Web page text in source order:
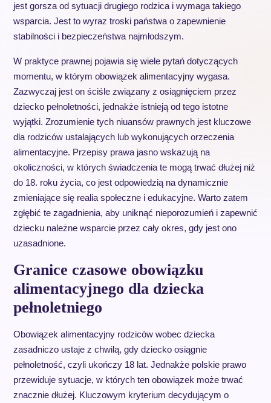
jest gorsza od sytuacji drugiego rodzica i wymaga takiego
wsparcia. Jest to wyraz troski państwa o zapewnienie
stabilności i bezpieczeństwa najmłodszym.
W praktyce prawnej pojawia się wiele pytań dotyczących
momentu, w którym obowiązek alimentacyjny wygasa.
Zazwyczaj jest on ściśle związany z osiągnięciem przez
dziecko pełnoletności, jednakże istnieją od tego istotne
wyjątki. Zrozumienie tych niuansów prawnych jest kluczowe
dla rodziców ustalających lub wykonujących orzeczenia
alimentacyjne. Przepisy prawa jasno wskazują na
okoliczności, w których świadczenia te mogą trwać dłużej niż
do 18. roku życia, co jest odpowiedzią na dynamicznie
zmieniające się realia społeczne i edukacyjne. Warto zatem
zgłębić te zagadnienia, aby uniknąć nieporozumień i zapewnić
dziecku należne wsparcie przez cały okres, gdy jest ono
uzasadnione.
Granice czasowe obowiązku
alimentacyjnego dla dziecka
pełnoletniego
Obowiązek alimentacyjny rodziców wobec dziecka
zasadniczo ustaje z chwilą, gdy dziecko osiągnie
pełnoletność, czyli ukończy 18 lat. Jednakże polskie prawo
przewiduje sytuacje, w których ten obowiązek może trwać
znacznie dłużej. Kluczowym kryterium decydującym o